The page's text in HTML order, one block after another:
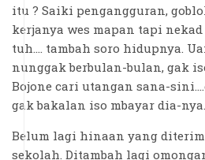
itu ? Saiki pengangguran,
kerjanya wes mapan tapi
tuh.... tambah soro hidupnya.
nunggak berbulan-bulan, gak
Bojone cari utangan sana-
gak bakalan iso mbayar dia-
Belum lagi hinaan yang
sekolah. Ditambah lagi